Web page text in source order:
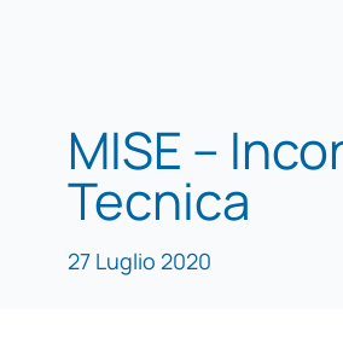
MISE –
Tecnica
27 Luglio 2020